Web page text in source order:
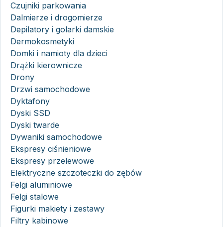
Czujniki parkowania
Dalmierze i drogomierze
Depilatory i golarki damskie
Dermokosmetyki
Domki i namioty dla dzieci
Drążki kierownicze
Drony
Drzwi samochodowe
Dyktafony
Dyski SSD
Dyski twarde
Dywaniki samochodowe
Ekspresy ciśnieniowe
Ekspresy przelewowe
Elektryczne szczoteczki do zębów
Felgi aluminiowe
Felgi stalowe
Figurki makiety i zestawy
Filtry kabinowe